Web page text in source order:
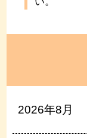
2026年8月